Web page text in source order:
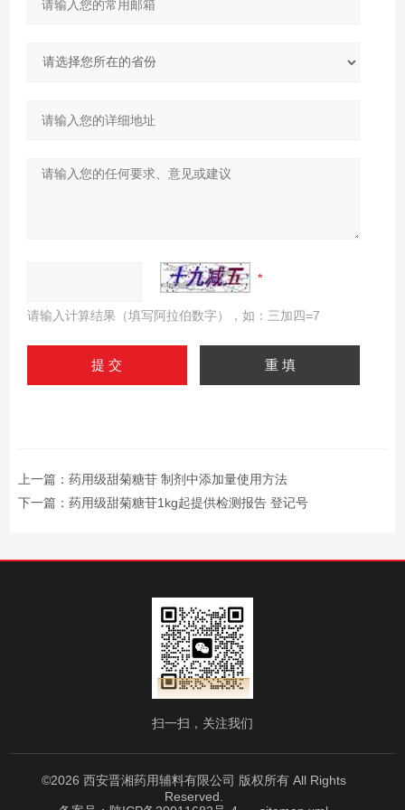
请输入计算结果（填写阿拉伯数字），如：三加四=7
上一篇： 药用级甜菊糖苷 制剂中添加量使用方法
下一篇： 药用级甜菊糖苷1kg起提供检测报告 登记号
扫一扫，关注我们
©2026 西安晋湘药用辅料有限公司 版权所有 All Rights
Reserved.